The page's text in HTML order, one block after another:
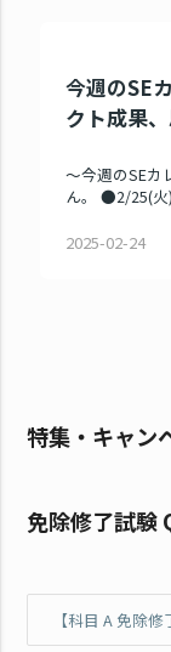
今週のSE
クト成果
～今週のSE
ん。 ●2/25(火
2025-02-24
特集・キャン
免除修了試験
【科目 A 免除